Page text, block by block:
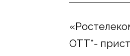
ОТТ*-